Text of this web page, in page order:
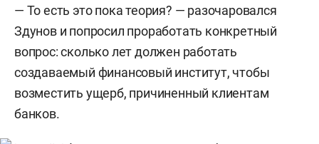
— То есть это пока теория? — разочаровался
Здунов и попросил проработать конкретный
вопрос: сколько лет должен работать
создаваемый финансовый институт, чтобы
возместить ущерб, причиненный клиентам
банков.